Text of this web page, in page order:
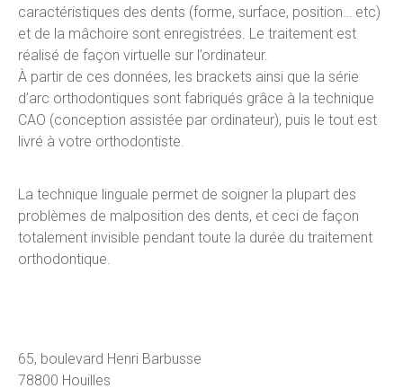
caractéristiques des dents (forme, surface, position… etc)
et de la mâchoire sont enregistrées. Le traitement est
réalisé de façon virtuelle sur l’ordinateur.
À partir de ces données, les brackets ainsi que la série
d’arc orthodontiques sont fabriqués grâce à la technique
CAO (conception assistée par ordinateur), puis le tout est
livré à votre orthodontiste.
La technique linguale permet de soigner la plupart des
problèmes de malposition des dents, et ceci de façon
totalement invisible pendant toute la durée du traitement
orthodontique.
65, boulevard Henri Barbusse
78800 Houilles